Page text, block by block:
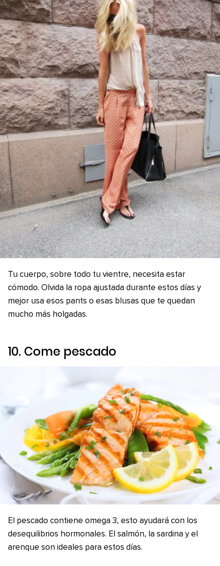
Tu cuerpo, sobre todo tu vientre, necesita estar
cómodo. Olvida la ropa ajustada durante estos días y
mejor usa esos pants o esas blusas que te quedan
mucho más holgadas.
10. Come pescado
El pescado contiene omega 3, esto ayudará con los
desequilibrios hormonales. El salmón, la sardina y el
arenque son ideales para estos días.